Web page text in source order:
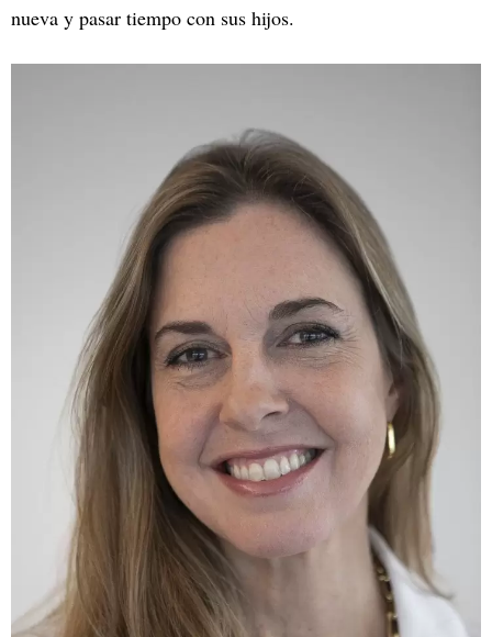
nueva y pasar tiempo con sus hijos.